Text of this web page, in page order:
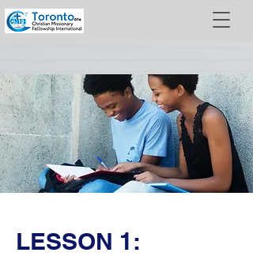
LESSON 1: